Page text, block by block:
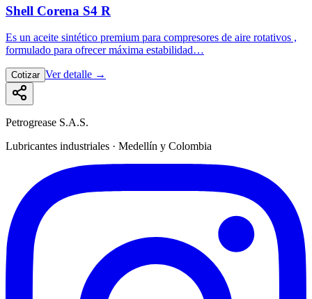
Shell Corena S4 R
Es un aceite sintético premium para compresores de aire rotativos ,
formulado para ofrecer máxima estabilidad…
Cotizar Ver detalle →
Petrogrease S.A.S.
Lubricantes industriales · Medellín y Colombia